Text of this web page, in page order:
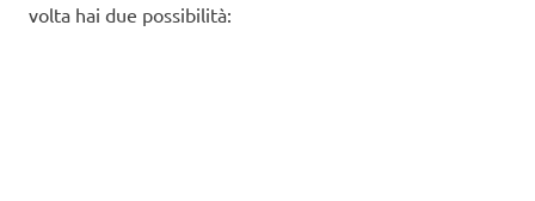
volta hai due possibilità: